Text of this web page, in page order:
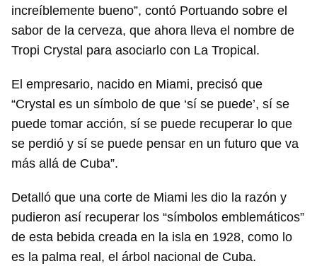
increíblemente bueno”, contó Portuando sobre el
sabor de la cerveza, que ahora lleva el nombre de
Tropi Crystal para asociarlo con La Tropical.
El empresario, nacido en Miami, precisó que
“Crystal es un símbolo de que ‘sí se puede’, sí se
puede tomar acción, sí se puede recuperar lo que
se perdió y sí se puede pensar en un futuro que va
más allá de Cuba”.
Detalló que una corte de Miami les dio la razón y
pudieron así recuperar los “símbolos emblemáticos”
de esta bebida creada en la isla en 1928, como lo
es la palma real, el árbol nacional de Cuba.